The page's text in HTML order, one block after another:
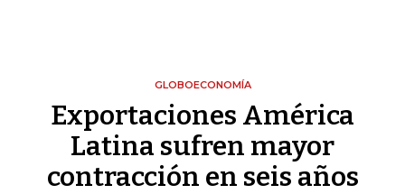
GLOBOECONOMÍA
Exportaciones América
Latina sufren mayor
contracción en seis años